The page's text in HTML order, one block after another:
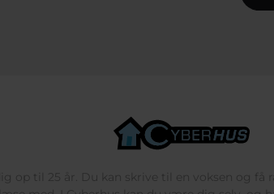
op til 25 år. Du kan skrive til en voksen og få